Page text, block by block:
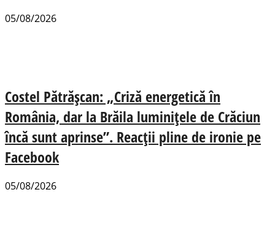
05/08/2026
Costel Pătrășcan: „Criză energetică în
România, dar la Brăila luminițele de Crăciun
încă sunt aprinse”. Reacții pline de ironie pe
Facebook
05/08/2026